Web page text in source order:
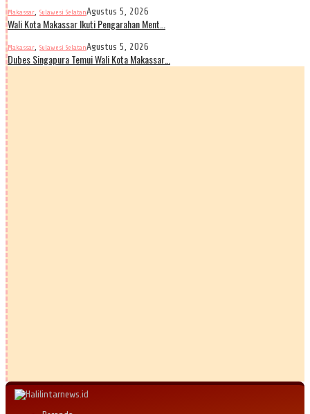
Makassar, Sulawesi SelatanAgustus 5, 2026
Wali Kota Makassar Ikuti Pengarahan Ment…
Makassar, Sulawesi SelatanAgustus 5, 2026
Dubes Singapura Temui Wali Kota Makassar…